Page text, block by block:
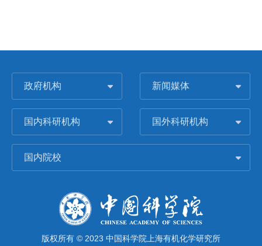
政府机构 新闻媒体
国内科研机构 国外科研机构
国内院校
版权所有 © 2023 中国科学院上海有机化学研究所